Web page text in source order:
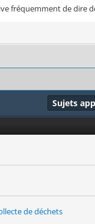
fréquemment de dire
Sujets
de déchets